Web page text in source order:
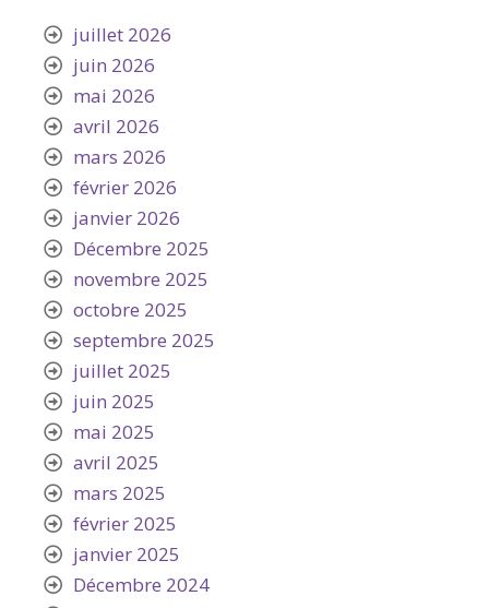
juillet 2026
juin 2026
mai 2026
avril 2026
mars 2026
février 2026
janvier 2026
Décembre 2025
novembre 2025
octobre 2025
septembre 2025
juillet 2025
juin 2025
mai 2025
avril 2025
mars 2025
février 2025
janvier 2025
Décembre 2024